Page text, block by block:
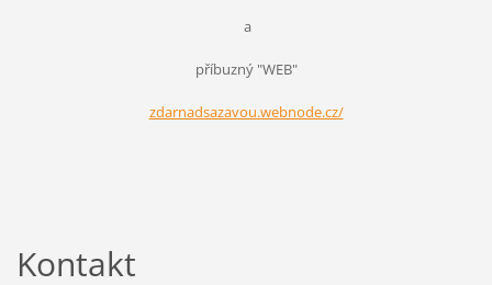
a
příbuzný "WEB"
zdarnadsazavou.webnode.cz/
Kontakt